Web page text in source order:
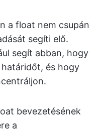
a float nem csupán
segíti elő.
segít abban, hogy
és hogy
bevezetésének
a